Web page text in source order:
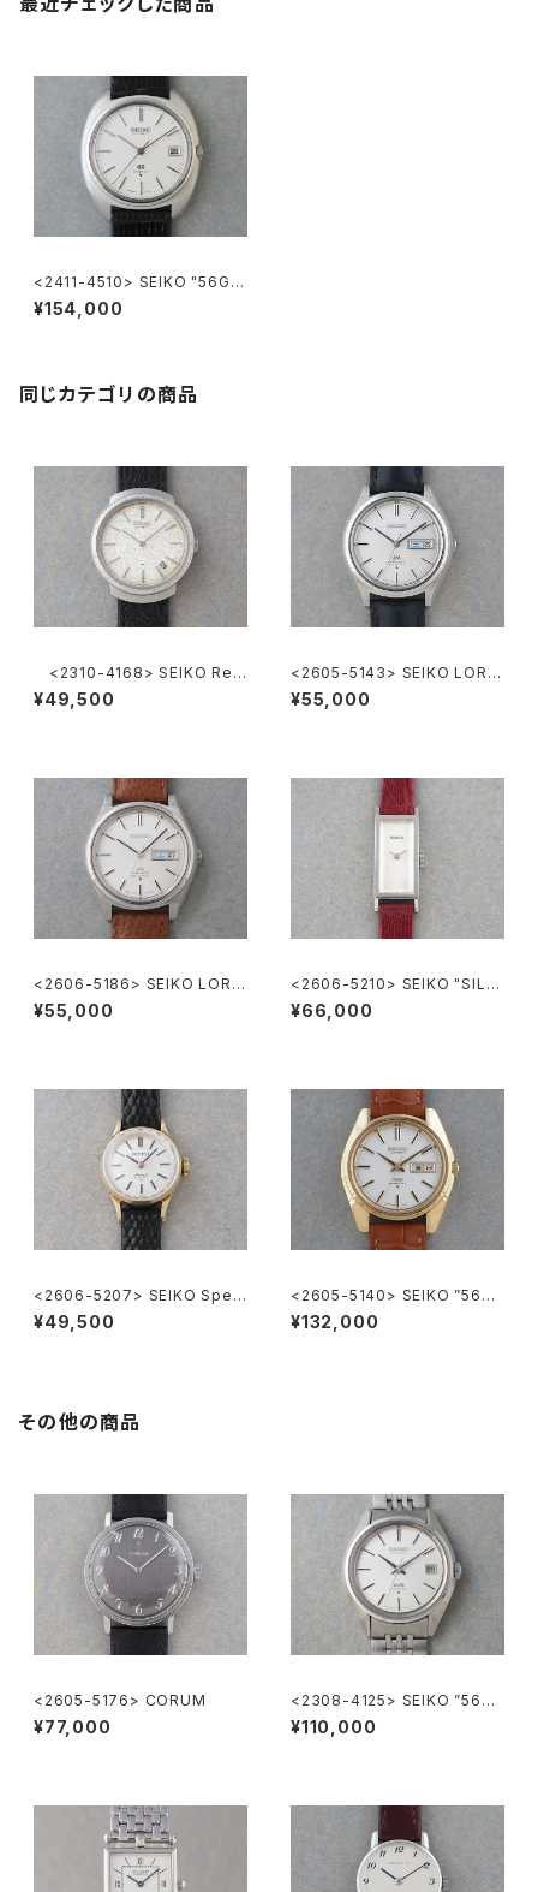
<2411-4510> SEIKO "56G
S" Grand Seiko
¥154,000
同じカテゴリの商品
<2310-4168> SEIKO Ref.
2419-0010
¥49,500
<2605-5143> SEIKO LORD
MATIC
¥55,000
<2606-5186> SEIKO LORD
MATIC
¥55,000
<2606-5210> SEIKO "SILV
ER885" rectangular case
¥66,000
<2606-5207> SEIKO Speci
al
¥49,500
<2605-5140> SEIKO ”56K
S" KING SEIKO
¥132,000
その他の商品
<2605-5176> CORUM
¥77,000
<2308-4125> SEIKO ”56K
S" KING SEIKO
¥110,000